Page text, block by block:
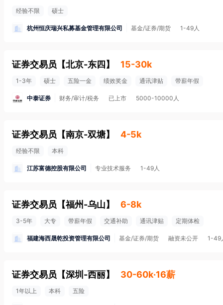
经验不限 硕士
杭州恒庆瑞兴私募基金管理有限公司 基金/证券/期货 1-49人
证券交易员 【北京-东四 】 15-30k
1-3年 硕士 五险一金 绩效奖金 通讯津贴 带薪年假
中泰证券 财务/审计/税务 已上市 5000-10000人
证券交易员 【南京-双塘】 4-5k
经验不限 本科
江苏富德控股有限公司 专业技术服务 1-49人
证券交易员 【福州-乌山】 6-8k
3-5年 大专 带薪年假 交通补助 通讯津贴 定期体检
福建海西晟乾投资管理有限公司 基金/证券/期货 融资未公开 1-49
证券交易员 【深圳-西丽】 30-60k·16薪
1年以上 本科 五险